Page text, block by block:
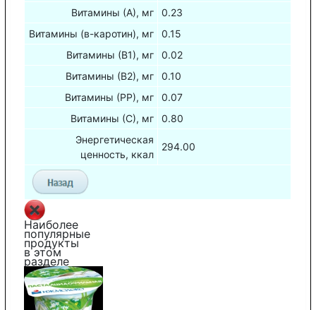
Витамины (А), мг
0.23
Витамины (в-каротин), мг
0.15
Витамины (В1), мг
0.02
Витамины (В2), мг
0.10
Витамины (РР), мг
0.07
Витамины (С), мг
0.80
Энергетическая
ценность, ккал
294.00
Наиболее
популярные
продукты
в этом
разделе